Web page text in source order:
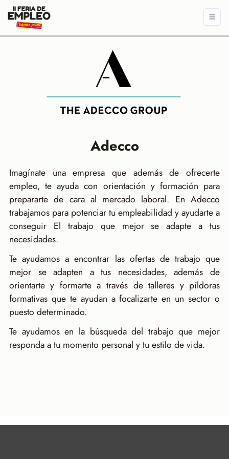
Adecco
Imagínate una empresa que además de ofrecerte
empleo, te ayuda con orientación y formación para
prepararte de cara al mercado laboral. En Adecco
trabajamos para potenciar tu empleabilidad y ayudarte a
conseguir El trabajo que mejor se adapte a tus
necesidades.
Te ayudamos a encontrar las ofertas de trabajo que
mejor se adapten a tus necesidades, además de
orientarte y formarte a través de talleres y píldoras
formativas que te ayudan a focalizarte en un sector o
puesto determinado.
Te ayudamos en la búsqueda del trabajo que mejor
responda a tu momento personal y tu estilo de vida.